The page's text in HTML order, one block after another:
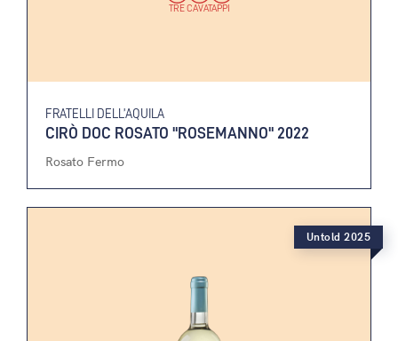
TRE CAVATAPPI
FRATELLI DELL’AQUILA
CIRÒ DOC ROSATO "ROSEMANNO" 2022
Rosato Fermo
Untold 2025